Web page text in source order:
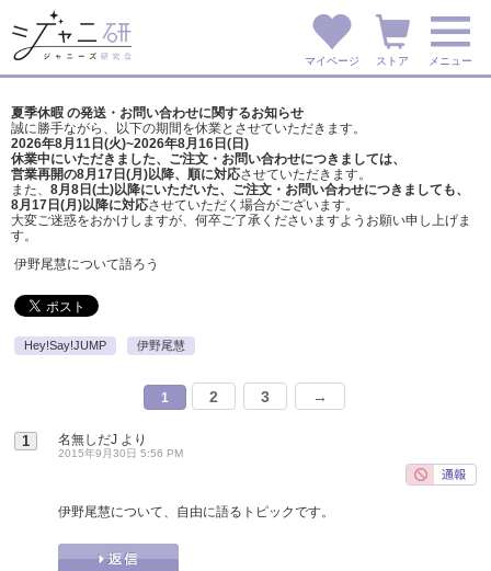
マイページ ストア メニュー
夏季休暇 の発送・お問い合わせに関するお知らせ
誠に勝手ながら、以下の期間を休業とさせていただきます。
2026年8月11日(火)~2026年8月16日(日)
休業中にいただきました、ご注文・お問い合わせにつきましては、
営業再開の8月17日(月)以降、順に対応させていただきます。
また、 8月8日(土)以降にいただいた、ご注文・ お問い合わせにつきましても、
8月17日(月)以降に対応させていただく場合がございます。
大変ご迷惑をおかけしますが、 何卒ご了承くださいますようお願い申し上げま
す。
伊野尾慧について語ろう
Hey!Say!JUMP 伊野尾慧
1 2 3 →
1 名無しだJ より
2015年9月30日 5:56 PM
伊野尾慧について、自由に語るトピックです。